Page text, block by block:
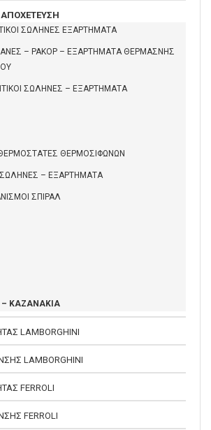
ΑΠΟΧΕΤΕΥΣΗ
ΣΩΛΗΝΕΣ ΕΞΑΡΤΗΜΑΤΑ
– ΡΑΚΟΡ – ΕΞΑΡΤΗΜΑΤΑ ΘΕΡΜΑΣΝΗΣ
ΣΩΛΗΝΕΣ – ΕΞΑΡΤΗΜΑΤΑ
ΘΕΡΜΟΣΙΦΩΝΩΝ
ΣΩΛΗΝΕΣ – ΕΞΑΡΤΗΜΑΤΑ
ΣΠΙΡΑΛ
ΚΑΖΑΝΑΚΙΑ
LAMBORGHINI
LAMBORGHINI
FERROLI
FERROLI